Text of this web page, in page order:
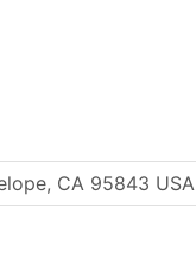
CA 95843 USA